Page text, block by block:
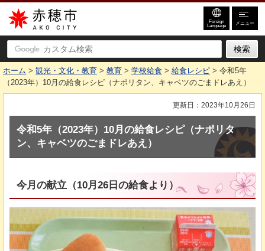
赤穂市
Foreign
Language メニュー
ホーム > 観光・文化・教育 > 教育 > 学校給食 > 給食レシピ > 令和5年
（2023年）10月の給食レシピ（ナポリタン、キャベツのごまドレあえ）
更新日：2023年10月26日
令和5年（2023年）10月の給食レシピ（ナポリタ
ン、キャベツのごまドレあえ）
今月の献立（10月26日の給食より）